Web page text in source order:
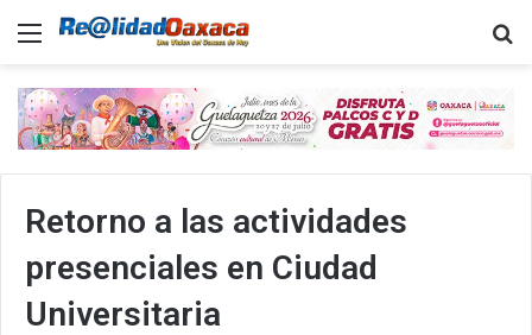
Menu
Retorno a las actividades
presenciales en Ciudad
Universitaria